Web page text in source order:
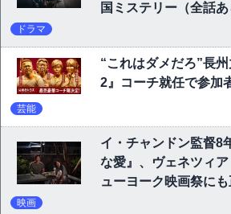
国ミステリー（全話あ
ドラマ
“これはダメだろ”長
2』コーチ就任で参加
芸能
イ・チャンドン監督8
な愛』、ヴェネツィ
ューヨーク映画祭に
映画祭で快挙｜Netflix
映画